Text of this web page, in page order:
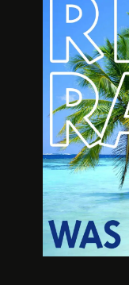
Philipp Laage „Travel